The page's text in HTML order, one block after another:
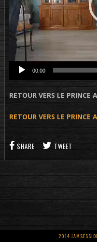
00:00
RETOUR VERS LE PRINCE
RETOUR VERS LE PRINCE
SHARE TWEET
2014